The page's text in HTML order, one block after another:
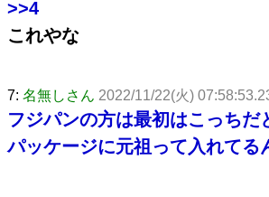
>>4
これやな
7: 名無しさん 2022/11/22(火)
フジパンの方は最初はこっちだ
パッケージに元祖って入れてる